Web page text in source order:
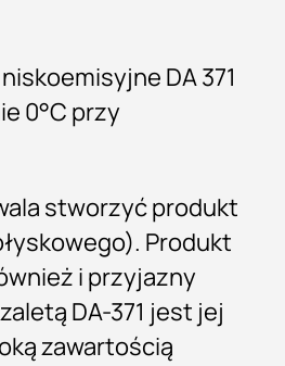
DA 371
0°C przy
stworzyć produkt
Produkt
i przyjazny
DA-371 jest jej
zawartością